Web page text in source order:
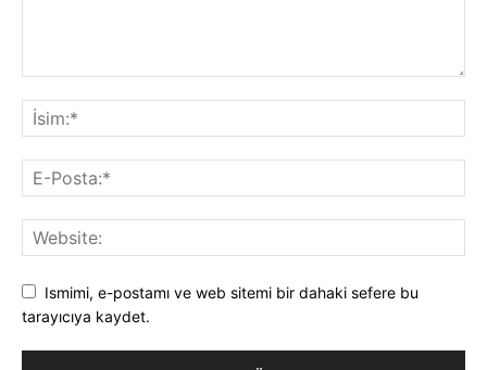
Ismimi, e-postamı ve web sitemi bir dahaki sefere bu
tarayıcıya kaydet.